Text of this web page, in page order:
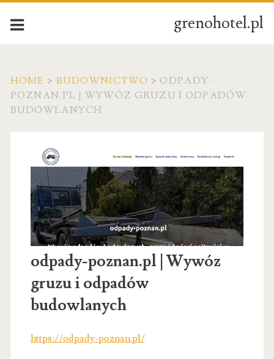
grenohotel.pl
HOME > BUDOWNICTWO > ODPADY-
POZNAN.PL | WYWÓZ GRUZU I ODPADÓW
BUDOWLANYCH
odpady-poznan.pl | Wywóz
gruzu i odpadów
budowlanych
https://odpady-poznan.pl/